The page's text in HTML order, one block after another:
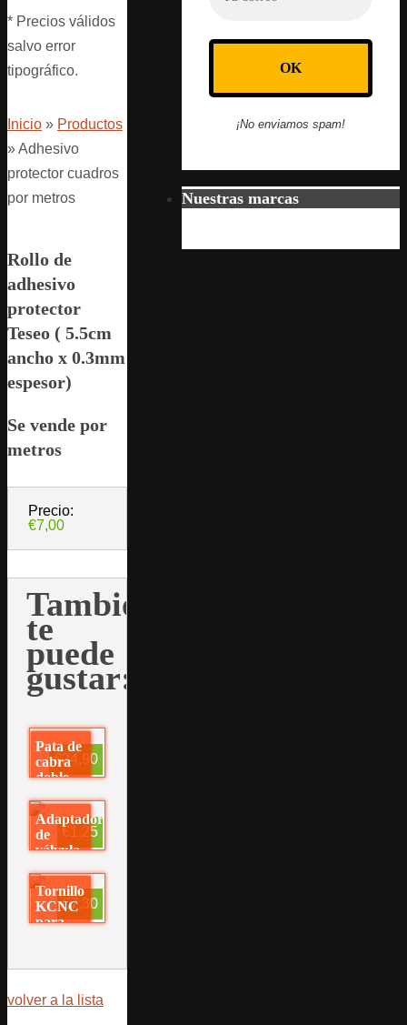
* Precios válidos
salvo error
tipográfico.
Inicio » Productos
»Adhesivo
protector cuadros
por metros
Rollo de
adhesivo
protector
Teseo ( 5.5cm
ancho x 0.3mm
espesor)
Se vende por
metros
Precio:
€7,00
También
te
puede
gustar:
Pata de
cabra
doble
€24,90
Adaptador
de
válvula
a gorda
€1,25
Tornillo
KCNC
para
cambio
€7,30
volver a la lista
¡No enviamos spam!
Nuestras marcas